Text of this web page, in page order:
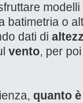
batimetria o
dati di
vento, per
quanto